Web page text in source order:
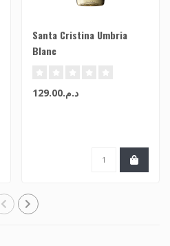
Santa Cristina Umbria
Blanc
د.م.129.00